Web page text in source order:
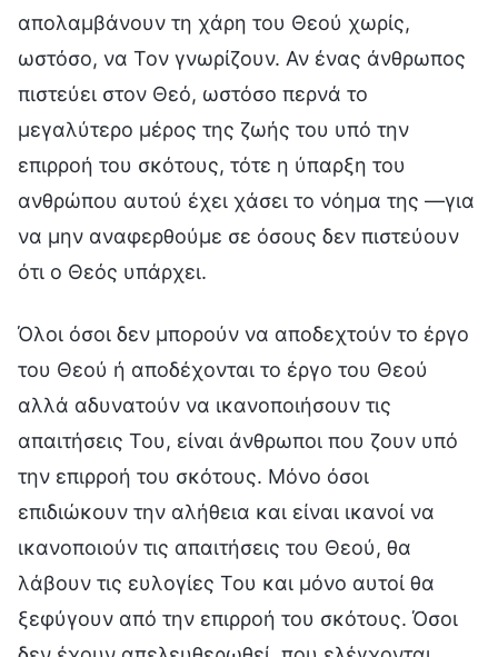
απολαμβάνουν τη χάρη του Θεού χωρίς,
ωστόσο, να Τον γνωρίζουν. Αν ένας άνθρωπος
πιστεύει στον Θεό, ωστόσο περνά το
μεγαλύτερο μέρος της ζωής του υπό την
επιρροή του σκότους, τότε η ύπαρξη του
ανθρώπου αυτού έχει χάσει το νόημα της —για
να μην αναφερθούμε σε όσους δεν πιστεύουν
ότι ο Θεός υπάρχει.
Όλοι όσοι δεν μπορούν να αποδεχτούν το έργο
του Θεού ή αποδέχονται το έργο του Θεού
αλλά αδυνατούν να ικανοποιήσουν τις
απαιτήσεις Του, είναι άνθρωποι που ζουν υπό
την επιρροή του σκότους. Μόνο όσοι
επιδιώκουν την αλήθεια και είναι ικανοί να
ικανοποιούν τις απαιτήσεις του Θεού, θα
λάβουν τις ευλογίες Του και μόνο αυτοί θα
ξεφύγουν από την επιρροή του σκότους. Όσοι